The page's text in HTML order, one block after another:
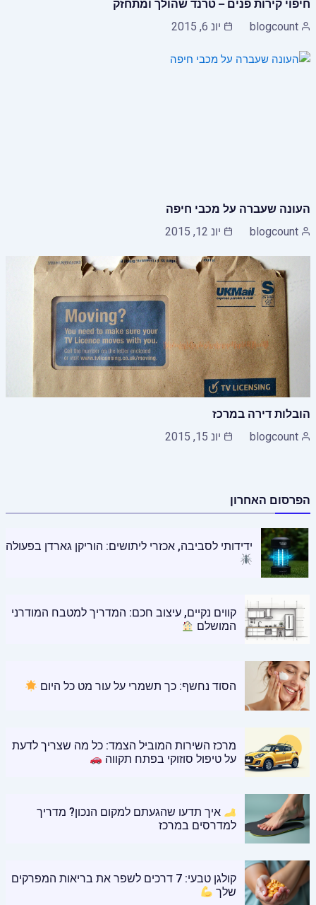
חיפוי קירות פנים – טרנד שהולך ומתחזק
blogcount יונ 6, 2015
העונה שעברה על מכבי חיפה
blogcount יונ 12, 2015
הובלות דירה במרכז
blogcount יונ 15, 2015
הפרסום האחרון
ידידותי לסביבה, אכזרי ליתושים: הוריקן גארדן בפעולה
קווים נקיים, עיצוב חכם: המדריך למטבח המודרני
המושלם
הסוד נחשף: כך תשמרי על עור מט כל היום
מרכז השירות המוביל הצמד: כל מה שצריך לדעת
על טיפול סוזוקי בפתח תקווה
איך תדעו שהגעתם למקום הנכון? מדריך
למדרסים במרכז
קולגן טבעי: 7 דרכים לשפר את בריאות המפרקים
שלך